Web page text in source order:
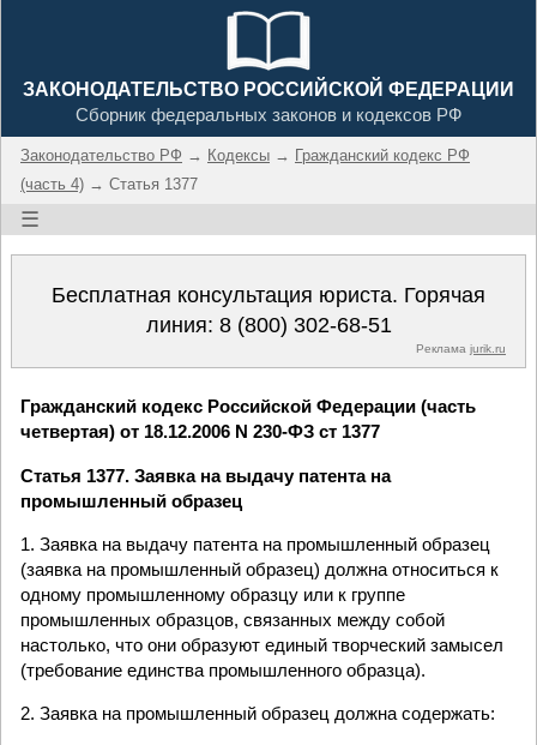
ЗАКОНОДАТЕЛЬСТВО РОССИЙСКОЙ ФЕДЕРАЦИИ
Сборник федеральных законов и кодексов РФ
Законодательство РФ → Кодексы → Гражданский кодекс РФ
(часть 4) → Статья 1377
☰
Бесплатная консультация юриста. Горячая
линия: 8 (800) 302-68-51
Реклама jurik.ru
Гражданский кодекс Российской Федерации (часть
четвертая) от 18.12.2006 N 230-ФЗ ст 1377
Статья 1377. Заявка на выдачу патента на
промышленный образец
1. Заявка на выдачу патента на промышленный образец
(заявка на промышленный образец) должна относиться к
одному промышленному образцу или к группе
промышленных образцов, связанных между собой
настолько, что они образуют единый творческий замысел
(требование единства промышленного образца).
2. Заявка на промышленный образец должна содержать: